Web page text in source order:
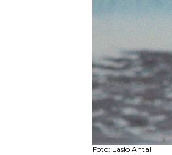
Foto: Laslo Antal